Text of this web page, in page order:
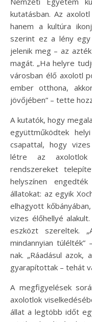
kutatásban. Az
hanem a kultúra
szerint ez a lény egy
jelenik meg – az
magát. „Ha helyre
városban élő axolotl
ember otthona,
jövőjében” – tette
A kutatók, hogy
együttműködtek
csapattal, hogy vizes
létre az axolotlok
rendszereket
helyszínen
állatokat: az egyik
elhagyott
vizes élőhellyé
eszközt szereltek.
mindannyian
nak. „Ráadásul
gyarapítottak – tehát
A megfigyelések
axolotlok
állat a legtöbb időt